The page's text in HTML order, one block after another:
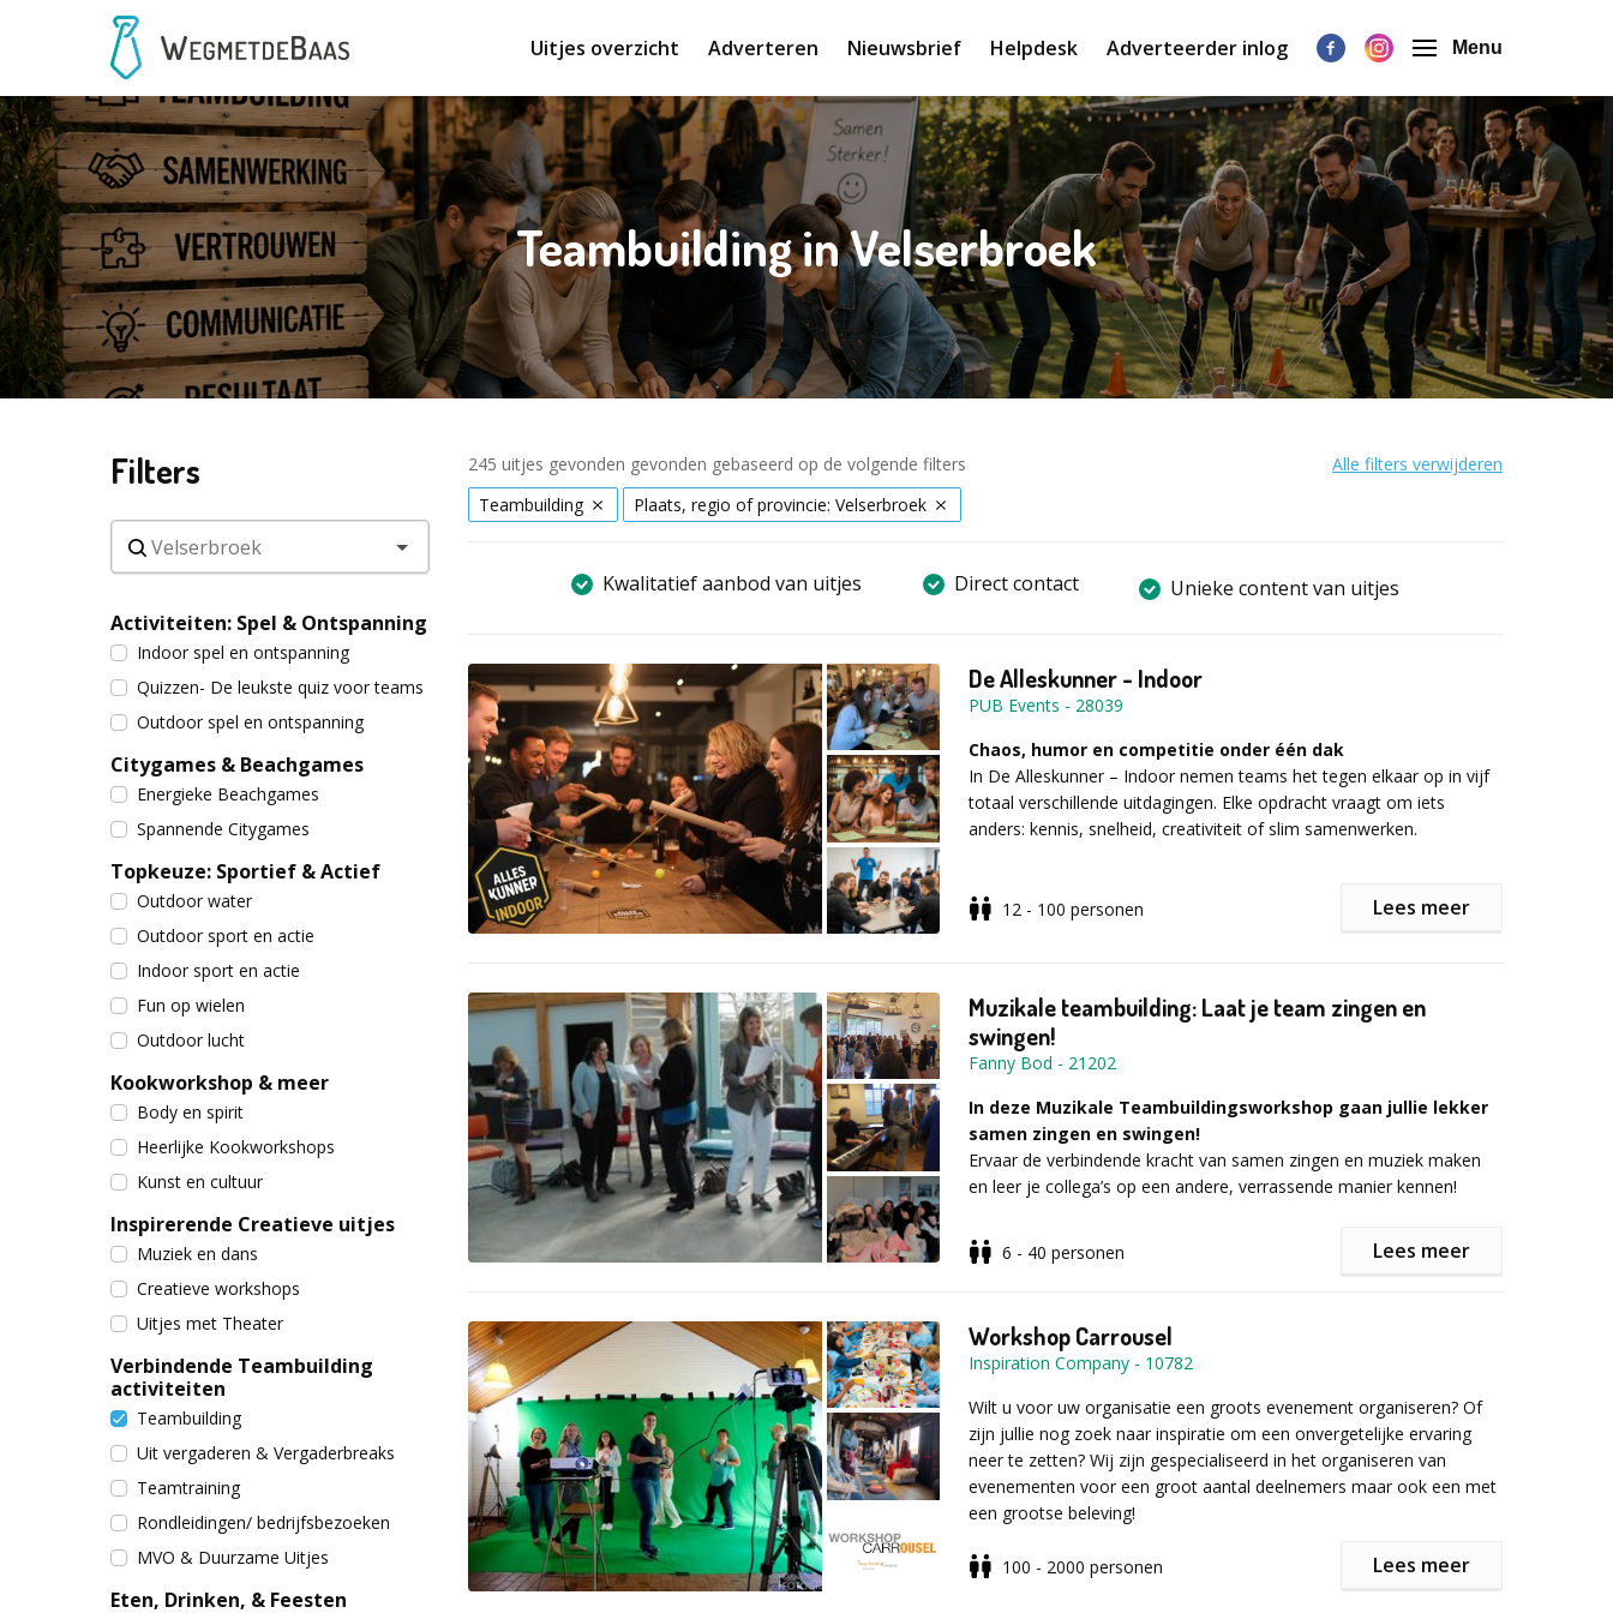
Uitjes overzicht Adverteren Nieuwsbrief Helpdesk Adverteerder inlog Menu
Teambuilding in Velserbroek
Filters
Activiteiten: Spel & Ontspanning
Indoor spel en ontspanning
Quizzen- De leukste quiz voor teams
Outdoor spel en ontspanning
Citygames & Beachgames
Energieke Beachgames
Spannende Citygames
Topkeuze: Sportief & Actief
Outdoor water
Outdoor sport en actie
Indoor sport en actie
Fun op wielen
Outdoor lucht
Kookworkshop & meer
Body en spirit
Heerlijke Kookworkshops
Kunst en cultuur
Inspirerende Creatieve uitjes
Muziek en dans
Creatieve workshops
Uitjes met Theater
Verbindende Teambuilding
activiteiten
Teambuilding
Uit vergaderen & Vergaderbreaks
Teamtraining
Rondleidingen/ bedrijfsbezoeken
MVO & Duurzame Uitjes
Eten, Drinken, & Feesten
245 uitjes gevonden gevonden gebaseerd op de volgende filters
Alle filters verwijderen
Teambuilding
Plaats, regio of provincie: Velserbroek
Kwalitatief aanbod van uitjes Direct contact Unieke content van uitjes
De Alleskunner - Indoor
PUB Events - 28039
Chaos, humor en competitie onder één dak
In De Alleskunner – Indoor nemen teams het tegen elkaar op in vijf
totaal verschillende uitdagingen. Elke opdracht vraagt om iets
anders: kennis, snelheid, creativiteit of slim samenwerken.
breinbrekende puzzels tot een verrassende finale – dit spel draait
Teambuilding met energie, humor & verbinding
De Alleskunner – Indoor is meer dan alleen een leuk spel. Het raakt
op speelse wijze aan wat teams sterk maakt:
Samenwerking & afstemming– Krachten bundelen en ieders
kwaliteiten benutten
Energie & positieve sfeer
Nieuwsgierigheid & creativiteit
– Ontdek onverwachte
Ideaal als afsluiter van een teamdag, bedrijfsuitje of informele
borrelactiviteit.
Hoe verloopt het spel?
Onze enthousiaste spelleider zet de toon met duidelijke uitleg en
een flinke dosis enthousiasme.
In teams gaan jullie aan de slag met een gevarieerde mix van
quizvragen, breinbrekers, creatieve twists en een hilarische doe-
challenge.
12 - 100 personen Lees meer
Muzikale teambuilding: Laat je team zingen en
swingen!
Fanny Bod - 21202
In deze Muzikale Teambuildingsworkshop gaan jullie lekker
samen zingen en swingen!
Ervaar de verbindende kracht van samen zingen en muziek maken
en leer je collega’s op een andere, verrassende manier kennen!
Dit krijgen jullie op de Muzikale Teambuilding:
Samenspel en samenzang
Mooie liedjes
Even uit je normale teamrol komen
Nog beter leren luisteren naar elkaar
Versterking van je teamspirit en binding
En vooral: veel vrolijkheid en plezier, want samen zingen is leuk!
6 - 40 personen Lees meer
Workshop Carrousel
Inspiration Company - 10782
Wilt u voor uw organisatie een groots evenement organiseren? Of
zijn jullie nog zoek naar inspiratie om een onvergetelijke ervaring
neer te zetten? Wij zijn gespecialiseerd in het organiseren van
evenementen voor een groot aantal deelnemers maar ook een met
een grootse beleving!
100 - 2000 personen Lees meer